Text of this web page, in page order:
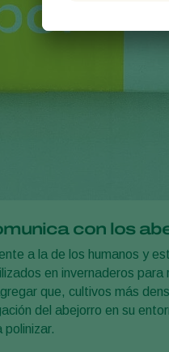
con los
a la de los humanos y
en invernaderos
que, cultivos más
del abejorro en su
polinizar.